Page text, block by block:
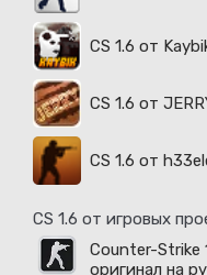
CS 1.6 от
CS 1.6 от
CS 1.6 от
CS 1.6 от игровых
Counter-Strike
оригинал на